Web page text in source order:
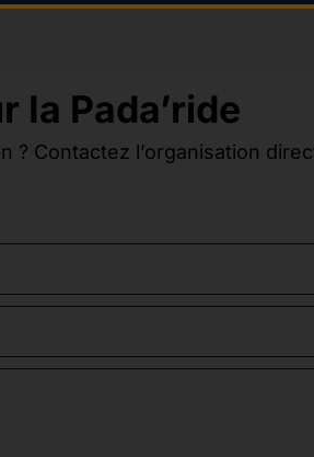
Ia Pada’ride
? Contactez l’organisation